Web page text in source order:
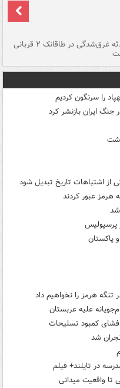
حادثه غرق‌شدگی در طاقانک ۲ قربانی
جنگ ایران بازنشر کرد
از اشتباهات تاریخ تبدیل شود
شد
پرسپولیس
پاکستان
هرمز را نخواهیم داد
علیه عربستان
کمبود تسلیحات
شد
واقعیت میدانی